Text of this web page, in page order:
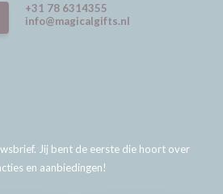
+31 78 6314355
info@magicalgifts.nl
Jij bent de eerste die hoort over
en aanbiedingen!